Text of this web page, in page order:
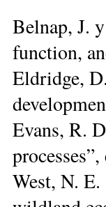
Belnap, J.
function,
Eldridge,
Evans, R.
West, N.